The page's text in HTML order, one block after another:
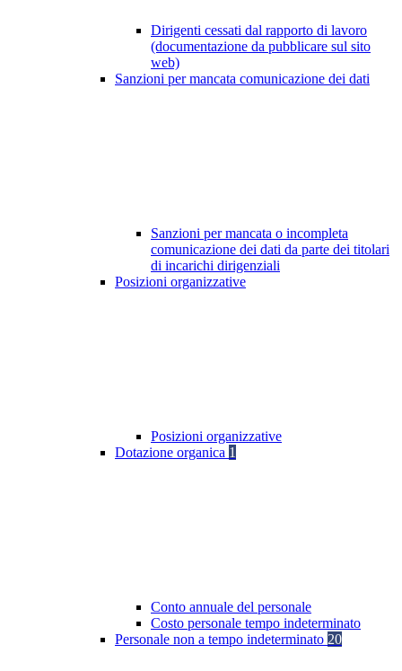
Dirigenti cessati dal rapporto di lavoro
(documentazione da pubblicare sul sito
web)
Sanzioni per mancata comunicazione dei dati
Sanzioni per mancata o incompleta
comunicazione dei dati da parte dei titolari
di incarichi dirigenziali
Posizioni organizzative
Posizioni organizzative
Dotazione organica 1
Conto annuale del personale
Costo personale tempo indeterminato
Personale non a tempo indeterminato 20